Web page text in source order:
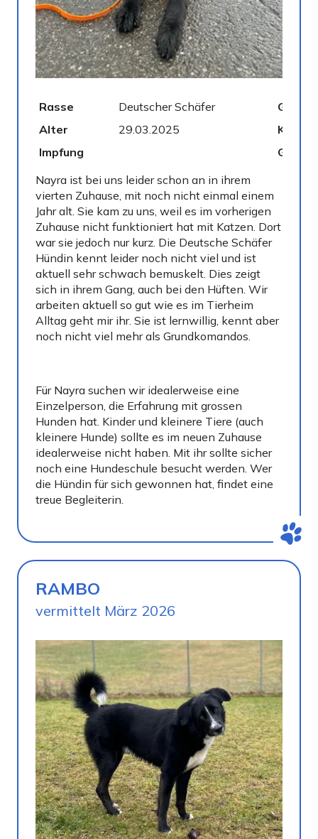
Rasse Deutscher Schäfer
Alter
29.03.2025
Impfung
Nayra ist bei uns leider schon an in ihrem
vierten Zuhause, mit noch nicht einmal einem
Jahr alt. Sie kam zu uns, weil es im vorherigen
Zuhause nicht funktioniert hat mit Katzen. Dort
war sie jedoch nur kurz. Die Deutsche Schäfer
Hündin kennt leider noch nicht viel und ist
aktuell sehr schwach bemuskelt. Dies zeigt
sich in ihrem Gang, auch bei den Hüften. Wir
arbeiten aktuell so gut wie es im Tierheim
Alltag geht mir ihr. Sie ist lernwillig, kennt aber
noch nicht viel mehr als Grundkomandos.
Für Nayra suchen wir idealerweise eine
Einzelperson, die Erfahrung mit grossen
Hunden hat. Kinder und kleinere Tiere (auch
kleinere Hunde) sollte es im neuen Zuhause
idealerweise nicht haben. Mit ihr sollte sicher
noch eine Hundeschule besucht werden. Wer
die Hündin für sich gewonnen hat, findet eine
treue Begleiterin.
RAMBO
vermittelt März 2026